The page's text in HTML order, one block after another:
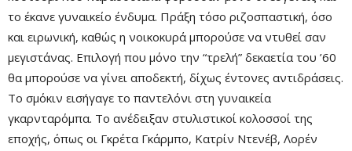
το έκανε γυναικείο ένδυμα. Πράξη τόσο ριζοσπαστική, όσο
και ειρωνική, καθώς η νοικοκυρά μπορούσε να ντυθεί σαν
μεγιστάνας. Επιλογή που μόνο την “τρελή” δεκαετία του ’60
θα μπορούσε να γίνει αποδεκτή, δίχως έντονες αντιδράσεις.
Το σμόκιν εισήγαγε το παντελόνι στη γυναικεία
γκαρνταρόμπα. Το ανέδειξαν στυλιστικοί κολοσσοί της
εποχής, όπως οι Γκρέτα Γκάρμπο, Κατρίν Ντενέβ, Λορέν